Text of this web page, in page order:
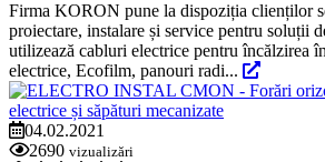
Firma KORON pune la dispoziția clienților
proiectare, instalare și service pentru soluții
utilizează cabluri electrice pentru încălzirea
electrice, Ecofilm, panouri radi...
04.02.2021
2690 vizualizări